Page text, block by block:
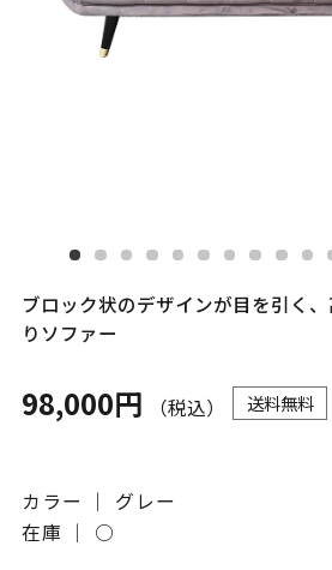
ブロック状のデザインが目を引く
りソファー
98,000円 （税込） 送料無料
カラー ｜ グレー
在庫 ｜ ○